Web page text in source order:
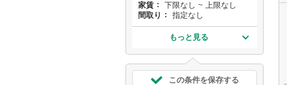
家賃
下限なし ~ 上限なし
間取り
指定なし
もっと見る
この条件を保存する